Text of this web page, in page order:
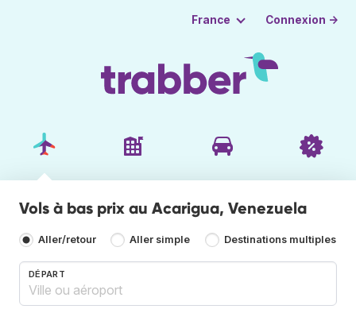
France Connexion →
Vols à bas prix au Acarigua, Venezuela
Aller/retour Aller simple Destinations multiples
DÉPART